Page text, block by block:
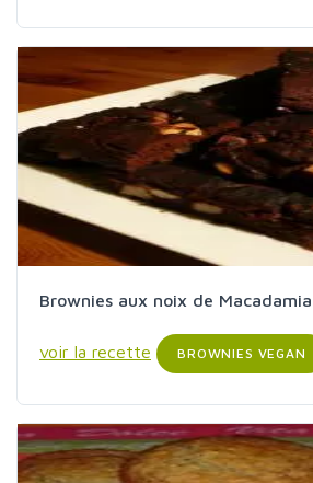
Brownies aux noix de Macadamia
voir la recette BROWNIES VEGAN